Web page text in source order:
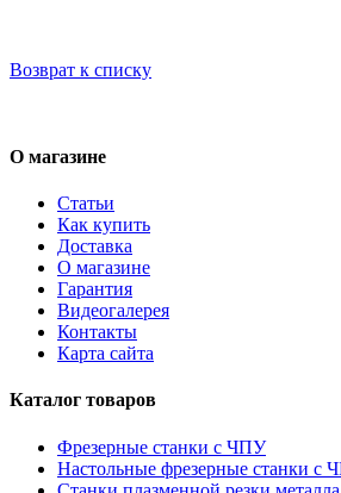
Возврат к списку
О магазине
Статьи
Как купить
Доставка
О магазине
Гарантия
Видеогалерея
Контакты
Карта сайта
Каталог товаров
Фрезерные станки с ЧПУ
Настольные фрезерные станки с